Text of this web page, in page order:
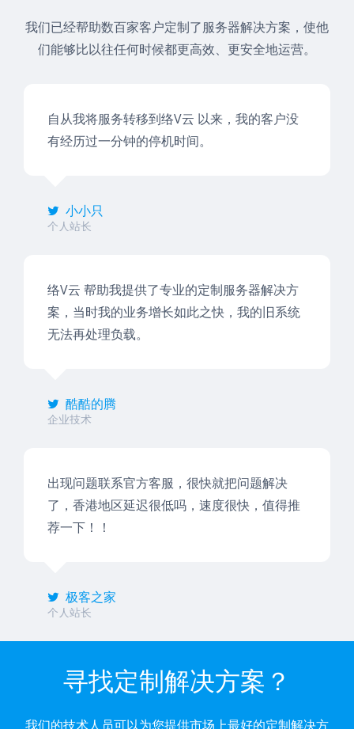
我们已经帮助数百家客户定制了服务器解决方案，使他
们能够比以往任何时候都更高效、更安全地运营。
自从我将服务转移到络V云 以来，我的客户没
有经历过一分钟的停机时间。
小小只
个人站长
络V云 帮助我提供了专业的定制服务器解决方
案，当时我的业务增长如此之快，我的旧系统
无法再处理负载。
酷酷的腾
企业技术
出现问题联系官方客服，很快就把问题解决
了，香港地区延迟很低吗，速度很快，值得推
荐一下！！
极客之家
个人站长
寻找定制解决方案？
我们的技术人员可以为您提供市场上最好的定制解决方